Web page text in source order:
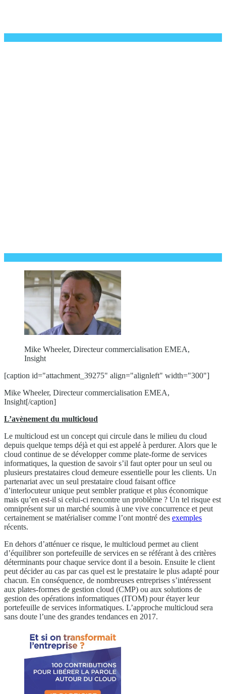
Mike Wheeler, Directeur commercialisation EMEA,
Insight
[caption id="attachment_39275" align="alignleft" width="300"]
Mike Wheeler, Directeur commercialisation EMEA,
Insight[/caption]
L’avènement du multicloud
Le multicloud est un concept qui circule dans le milieu du cloud
depuis quelque temps déjà et qui est appelé à perdurer. Alors que le
cloud continue de se développer comme plate-forme de services
informatiques, la question de savoir s’il faut opter pour un seul ou
plusieurs prestataires cloud demeure essentielle pour les clients. Un
partenariat avec un seul prestataire cloud faisant office
d’interlocuteur unique peut sembler pratique et plus économique
mais qu’en est-il si celui-ci rencontre un problème ? Un tel risque est
omniprésent sur un marché soumis à une vive concurrence et peut
certainement se matérialiser comme l’ont montré des exemples
récents.
En dehors d’atténuer ce risque, le multicloud permet au client
d’équilibrer son portefeuille de services en se référant à des critères
déterminants pour chaque service dont il a besoin. Ensuite le client
peut décider au cas par cas quel est le prestataire le plus adapté pour
chacun. En conséquence, de nombreuses entreprises s’intéressent
aux plates-formes de gestion cloud (CMP) ou aux solutions de
gestion des opérations informatiques (ITOM) pour étayer leur
portefeuille de services informatiques. L’approche multicloud sera
sans doute l’une des grandes tendances en 2017.